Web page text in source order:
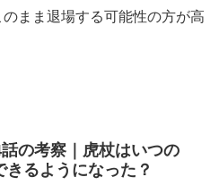
まま退場する可能性の方が高
の考察｜虎杖はいつの
きるようになった？